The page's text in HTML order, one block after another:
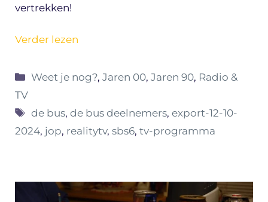
vertrekken!
Verder lezen
Categorieën
Weet je nog?,Jaren 00,Jaren 90, Radio &
TV
Tags
de bus,de bus deelnemers,export-12-10-
2024, jop, realitytv, sbs6, tv-programma